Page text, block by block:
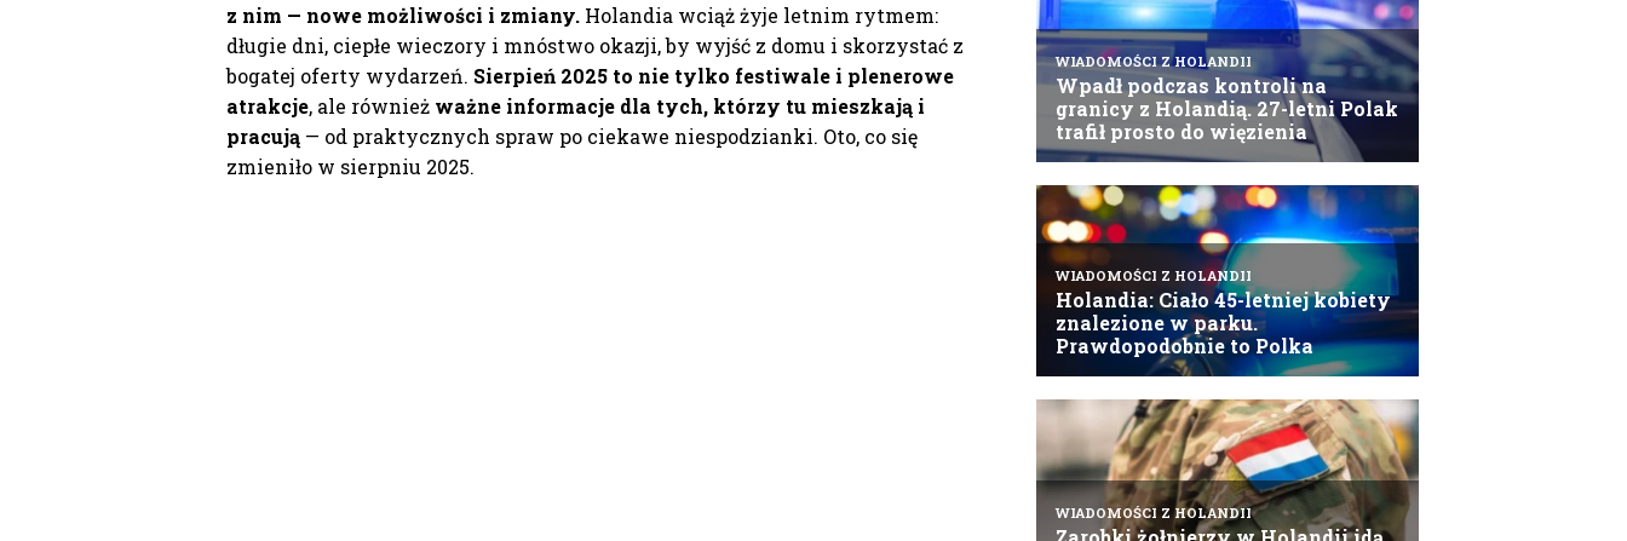
z nim — nowe możliwości i zmiany. Holandia wciąż żyje letnim rytmem:
długie dni, ciepłe wieczory i mnóstwo okazji, by wyjść z domu i skorzystać z
bogatej oferty wydarzeń. Sierpień 2025 to nie tylko festiwale i plenerowe
atrakcje, ale również ważne informacje dla tych, którzy tu mieszkają i
pracują — od praktycznych spraw po ciekawe niespodzianki. Oto, co się
zmieniło w sierpniu 2025.